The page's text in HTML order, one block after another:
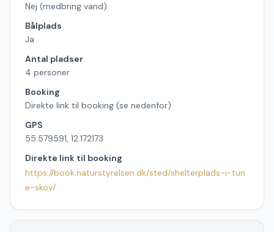
Nej (medbring vand)
Bålplads
Ja
Antal pladser
4 personer
Booking
Direkte link til booking (se nedenfor)
GPS
55.579591, 12.172173
Direkte link til booking
https://book.naturstyrelsen.dk/sted/shelterplads-i-tun
e-skov/